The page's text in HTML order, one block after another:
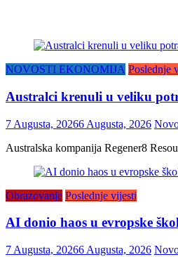
NOVOSTI EKONOMIJA Poslednje
Australci krenuli u veliku
7 Augusta, 20266 Augusta, 2026
Australska kompanija Regener8
Obrazovanje Poslednje vijesti
AI donio haos u evropske
7 Augusta, 20266 Augusta, 2026